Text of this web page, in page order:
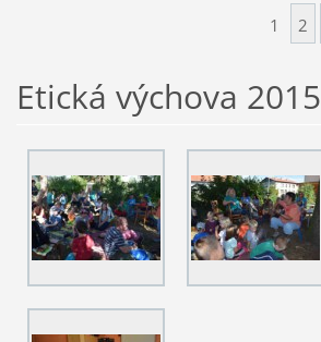
1 2
Etická výchova 2015